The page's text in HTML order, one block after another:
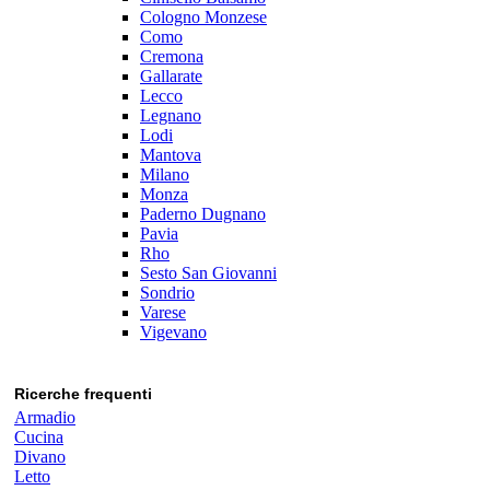
Cologno Monzese
Como
Cremona
Gallarate
Lecco
Legnano
Lodi
Mantova
Milano
Monza
Paderno Dugnano
Pavia
Rho
Sesto San Giovanni
Sondrio
Varese
Vigevano
Ricerche frequenti
Armadio
Cucina
Divano
Letto